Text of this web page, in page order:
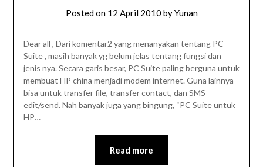
Posted on 12 April 2010 byYunan
Dear all , Dari komentar2 yang menanyakan tentang PC
Suite , masih banyak yg belum jelas tentang fungsi dan
jenis nya. Secara garis besar, PC Suite paling berguna untuk
membuat HP china menjadi modem internet. Guna lainnya
bisa untuk transfer file, transfer contact, dan SMS
edit/send. Nah banyak juga yang bingung, “PC Suite untuk
HP…
Read more